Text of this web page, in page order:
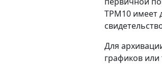
ТРМ10 имеет
Для
графиков или